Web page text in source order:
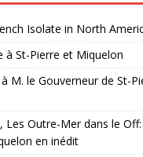
Isolate in North
à St-Pierre et Miquelon
M. le Gouverneur de St-
Les Outre-Mer dans le Off:
en inédit